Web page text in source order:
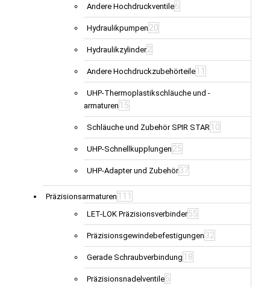
Andere Hochdruckventile6
Hydraulikpumpen 20
Hydraulikzylinder2
Andere Hochdruckzubehörteile 11
UHP-Thermoplastikschläuche und -
armaturen 15
Schläuche und Zubehör SPIR STAR 10
UHP-Schnellkupplungen 25
UHP-Adapter und Zubehör37
Präzisionsarmaturen 111
LET-LOK Präzisionsverbinder55
Präzisionsgewindebefestigungen 32
Gerade Schraubverbindung 18
Präzisionsnadelventile5